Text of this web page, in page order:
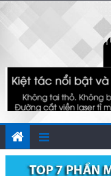
Công cụ AI hỗ trợ
hơn cho đội ngũ
Ứng dụng AI cho
Phần mềm AI cho
quyết định 40%